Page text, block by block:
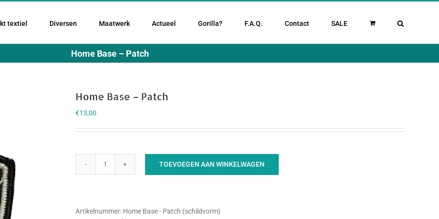
textiel Diversen Maatwerk Actueel Gorilla? F.A.Q. Contact SALE
Home Base – Patch
Home Base – Patch
€13,00
Home
aantal
TOEVOEGEN AAN WINKELWAGEN
Artikelnummer: Home Base - Patch (schildvorm)